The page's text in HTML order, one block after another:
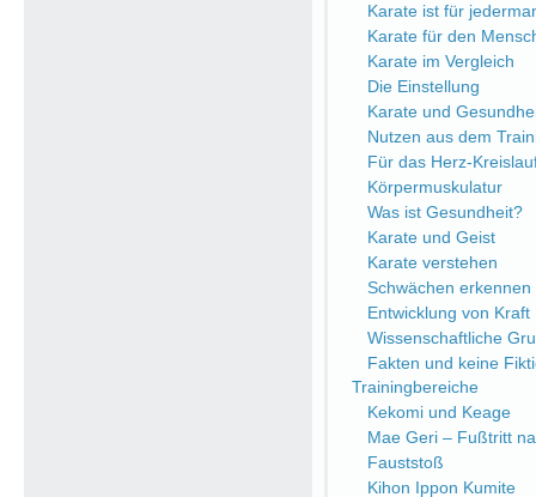
Karate ist für
Karate für den
Karate im Vergleich
Die Einstellung
Karate und
Nutzen aus dem
Für das Herz-
Körpermuskulatur
Was ist Gesundheit?
Karate und Geist
Karate verstehen
Schwächen erkennen
Entwicklung von Kraft
Wissenschaftliche
Fakten und keine
Trainingbereiche
Kekomi und Keage
Mae Geri – Fußtritt
Fauststoß
Kihon Ippon Kumite